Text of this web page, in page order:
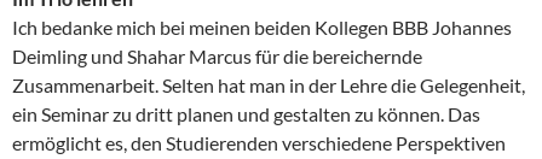
Ich bedanke mich bei meinen beiden Kollegen BBB Johannes
Deimling und Shahar Marcus für die bereichernde
Zusammenarbeit. Selten hat man in der Lehre die Gelegenheit,
ein Seminar zu dritt planen und gestalten zu können. Das
ermöglicht es, den Studierenden verschiedene Perspektiven